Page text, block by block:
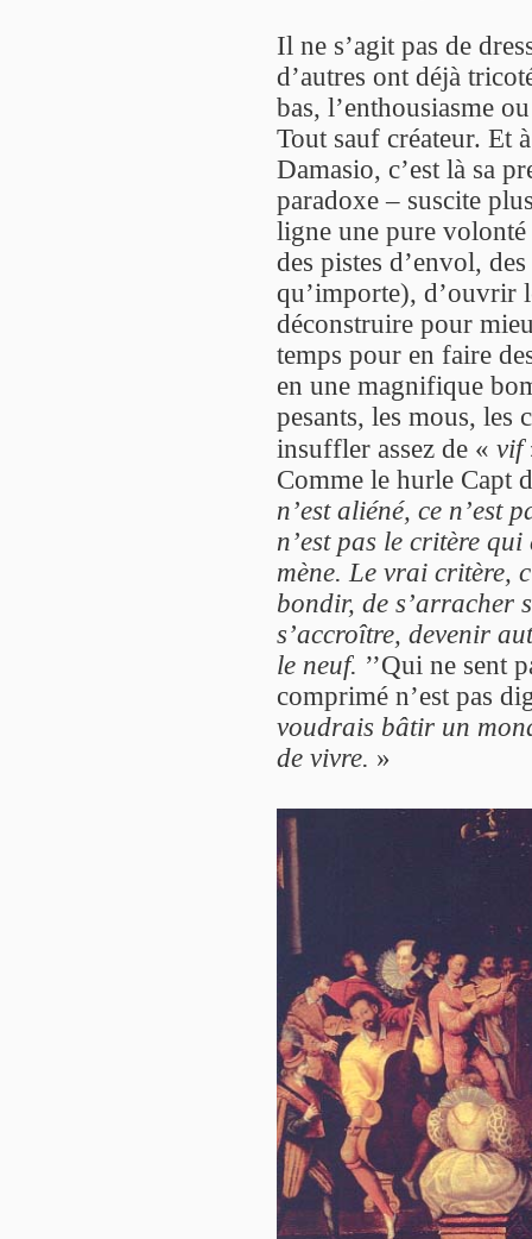
Il ne s’agit pas de
d’autres ont déjà
bas, l’enthousiasme
Tout sauf créateur. Et
Damasio, c’est là sa
paradoxe – suscite
ligne une pure volonté
des pistes d’envol,
qu’importe), d’ouvrir
déconstruire pour
temps pour en faire
en une magnifique
pesants, les mous,
insuffler assez de « vif
Comme le hurle Capt
n’est aliéné, ce n’est
n’est pas le critère
mène. Le vrai critère,
bondir, de s’arracher
s’accroître, devenir
le neuf. ’’Qui ne sent
comprimé n’est pas
voudrais bâtir un
de vivre. »